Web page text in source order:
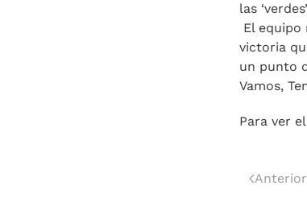
las
El equipo
victoria
un punto
Vamos,
Para ver
Anterior